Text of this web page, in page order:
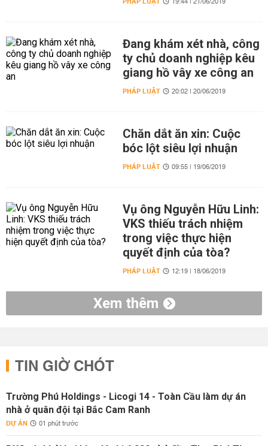
Đang khám xét nhà, công
ty chủ doanh nghiệp kêu
giang hồ vây xe công an
PHÁP LUẬT 20:02 | 20/06/2019
Chăn dắt ăn xin: Cuộc
bóc lột siêu lợi nhuận
PHÁP LUẬT 09:55 | 19/06/2019
Vụ ông Nguyễn Hữu Linh:
VKS thiếu trách nhiệm
trong việc thực hiện
quyết định của tòa?
PHÁP LUẬT 12:19 | 18/06/2019
Xem thêm
TIN GIỜ CHÓT
Trường Phú Holdings - Licogi 14 - Toàn Cầu làm dự án
nhà ở quân đội tại Bắc Cam Ranh
DỰ ÁN 01 phút trước